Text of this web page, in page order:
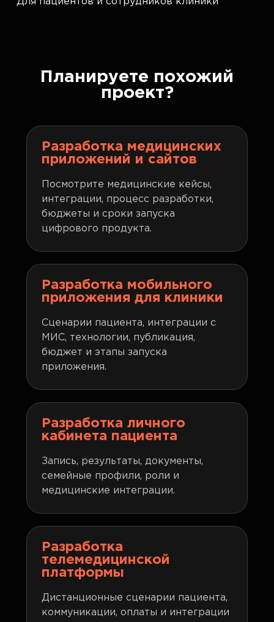
Планируете похожий
проект?
Разработка медицинских
приложений и сайтов
Посмотрите медицинские кейсы,
интеграции, процесс разработки,
бюджеты и сроки запуска
цифрового продукта.
Разработка мобильного
приложения для клиники
Сценарии пациента, интеграции с
МИС, технологии, публикация,
бюджет и этапы запуска
приложения.
Разработка личного
кабинета пациента
Запись, результаты, документы,
семейные профили, роли и
медицинские интеграции.
Разработка
телемедицинской
платформы
Дистанционные сценарии пациента,
коммуникации, оплаты и интеграции